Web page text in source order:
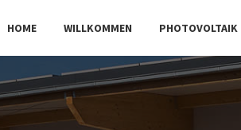
HOME WILLKOMMEN PHOTOVOLTAIK